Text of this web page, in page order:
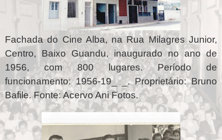
Fachada do Cine Alba, na Rua Milagres Junior,
Centro, Baixo Guandu, inaugurado no ano de
1956, com 800 lugares. Período de
funcionamento: 1956-19_ _. Proprietário: Bruno
Bafile. Fonte: Acervo Ani Fotos.